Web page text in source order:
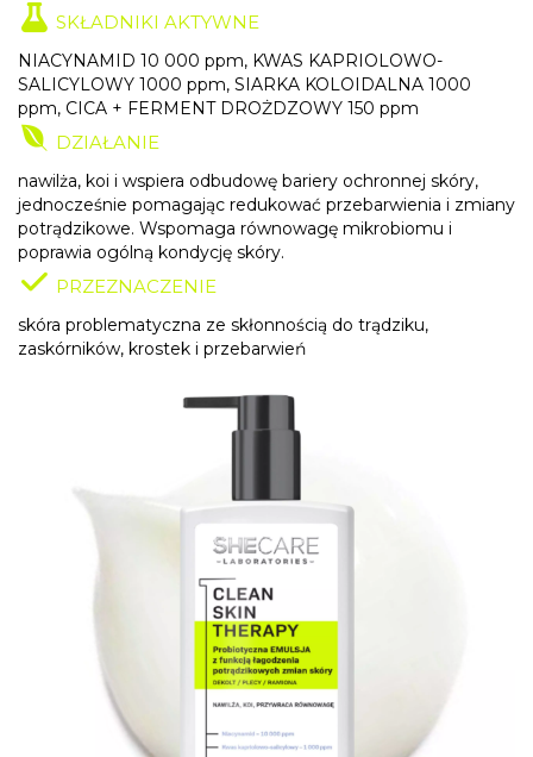
SKŁADNIKI AKTYWNE
NIACYNAMID 10 000 ppm, KWAS KAPRIOLOWO-
SALICYLOWY 1000 ppm, SIARKA KOLOIDALNA 1000
ppm, CICA + FERMENT DROŻDZOWY 150 ppm
DZIAŁANIE
nawilża, koi i wspiera odbudowę bariery ochronnej skóry,
jednocześnie pomagając redukować przebarwienia i zmiany
potrądzikowe. Wspomaga równowagę mikrobiomu i
poprawia ogólną kondycję skóry.
PRZEZNACZENIE
skóra problematyczna ze skłonnością do trądziku,
zaskórników, krostek i przebarwień